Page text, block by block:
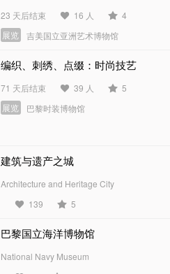
23 天后结束 16 人
4
展览
吉美国立亚洲艺术博物馆
编织、刺绣、点缀：时尚技艺
71 天后结束 39 人
5
展览
巴黎时装博物馆
建筑与遗产之城
Architecture and Heritage City
139
5
巴黎国立海洋博物馆
National Navy Museum